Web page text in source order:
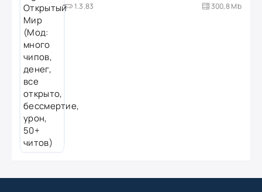
1.3.83
300,8 Mb